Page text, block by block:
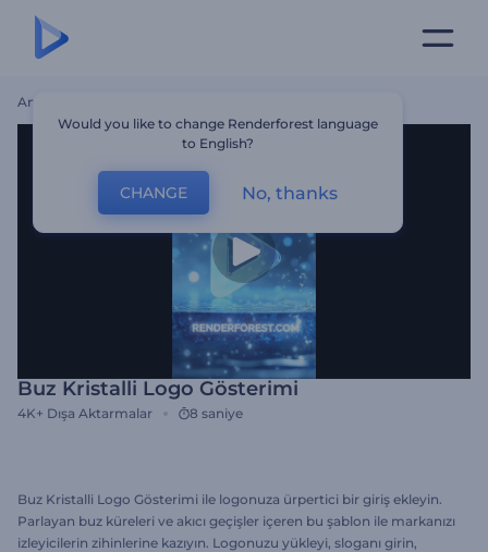
Ana Sayfa
Buz Kristalli Logo Gösterimi
4K+ Dışa Aktarmalar 8 saniye
Buz Kristalli Logo Gösterimi ile logonuza ürpertici bir giriş ekleyin.
Parlayan buz küreleri ve akıcı geçişler içeren bu şablon ile markanızı
izleyicilerin zihinlerine kazıyın. Logonuzu yükleyi, sloganı girin,
Would you like to change Renderforest language
to English?
CHANGE No, thanks